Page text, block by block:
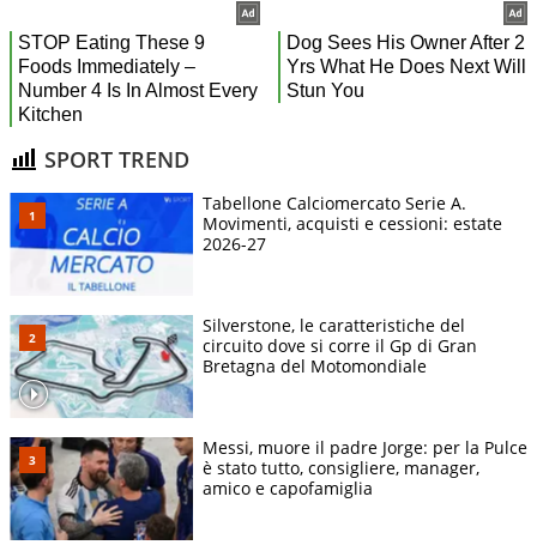
SPORT TREND
Tabellone Calciomercato Serie A.
Movimenti, acquisti e cessioni: estate
2026-27
Silverstone, le caratteristiche del
circuito dove si corre il Gp di Gran
Bretagna del Motomondiale
Messi, muore il padre Jorge: per la Pulce
è stato tutto, consigliere, manager,
amico e capofamiglia